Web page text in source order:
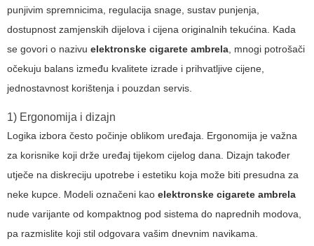
punjivim spremnicima, regulacija snage, sustav punjenja,
dostupnost zamjenskih dijelova i cijena originalnih tekućina. Kada
se govori o nazivu elektronske cigarete ambrela, mnogi potrošači
očekuju balans između kvalitete izrade i prihvatljive cijene,
jednostavnost korištenja i pouzdan servis.
1) Ergonomija i dizajn
Logika izbora često počinje oblikom uređaja. Ergonomija je važna
za korisnike koji drže uređaj tijekom cijelog dana. Dizajn također
utječe na diskreciju upotrebe i estetiku koja može biti presudna za
neke kupce. Modeli označeni kao elektronske cigarete ambrela
nude varijante od kompaktnog pod sistema do naprednih modova,
pa razmislite koji stil odgovara vašim dnevnim navikama.